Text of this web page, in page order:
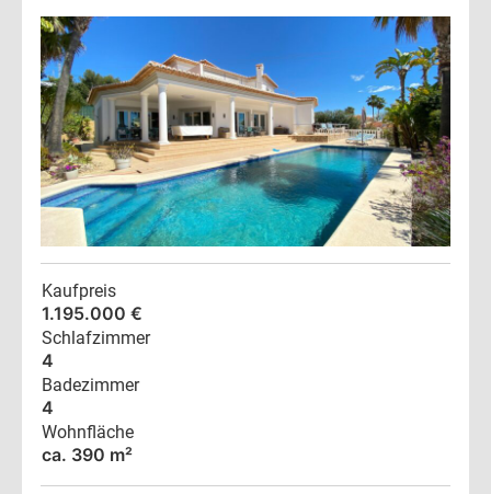
Kaufpreis
1.195.000 €
Schlafzimmer
4
Badezimmer
4
Wohnfläche
ca. 390 m²